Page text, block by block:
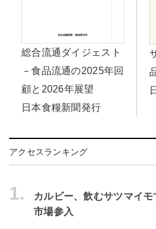
総合流通ダイジェスト
－食品流通の2025年回
顧と2026年展望
日本食糧新聞発行
アクセスランキング
1.
カルビー、飲むサツマイ
市場参入